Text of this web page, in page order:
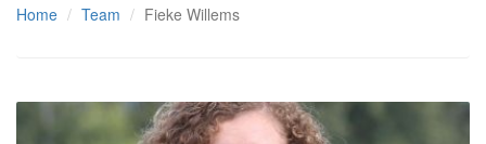
Home Team Fieke Willems